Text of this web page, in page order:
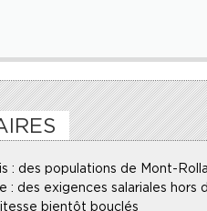
: des populations de Mont-
: des exigences salariales hors
bientôt bouclés